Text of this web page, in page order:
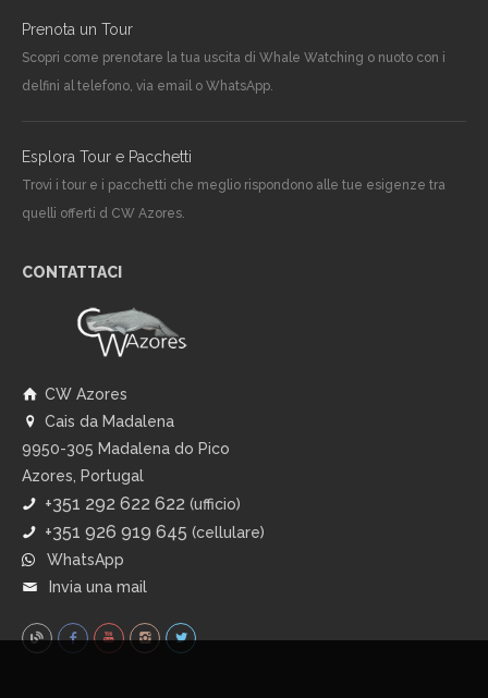
Prenota un Tour
Scopri come prenotare la tua uscita di Whale Watching o nuoto con i
delfini al telefono, via email o WhatsApp.
Esplora Tour e Pacchetti
Trovi i tour e i pacchetti che meglio rispondono alle tue esigenze tra
quelli offerti d CW Azores.
CONTATTACI
CW Azores
Cais da Madalena
9950-305 Madalena do Pico
Azores, Portugal
+351 292 622 622 (ufficio)
+351 926 919 645 (cellulare)
WhatsApp
Invia una mail